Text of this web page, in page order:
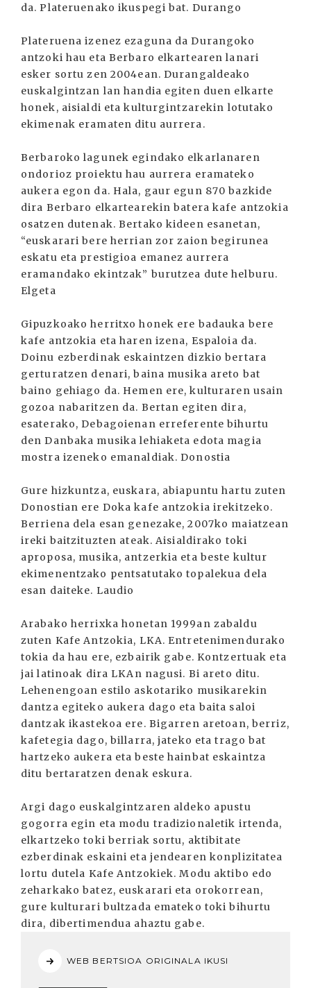
da. Plateruenako ikuspegi bat. Durango
Plateruena izenez ezaguna da Durangoko
antzoki hau eta Berbaro elkartearen lanari
esker sortu zen 2004ean. Durangaldeako
euskalgintzan lan handia egiten duen elkarte
honek, aisialdi eta kulturgintzarekin lotutako
ekimenak eramaten ditu aurrera.
Berbaroko lagunek egindako elkarlanaren
ondorioz proiektu hau aurrera eramateko
aukera egon da. Hala, gaur egun 870 bazkide
dira Berbaro elkartearekin batera kafe antzokia
osatzen dutenak. Bertako kideen esanetan,
“euskarari bere herrian zor zaion begirunea
eskatu eta prestigioa emanez aurrera
eramandako ekintzak” burutzea dute helburu.
Elgeta
Gipuzkoako herritxo honek ere badauka bere
kafe antzokia eta haren izena, Espaloia da.
Doinu ezberdinak eskaintzen dizkio bertara
gerturatzen denari, baina musika areto bat
baino gehiago da. Hemen ere, kulturaren usain
gozoa nabaritzen da. Bertan egiten dira,
esaterako, Debagoienan erreferente bihurtu
den Danbaka musika lehiaketa edota magia
mostra izeneko emanaldiak. Donostia
Gure hizkuntza, euskara, abiapuntu hartu zuten
Donostian ere Doka kafe antzokia irekitzeko.
Berriena dela esan genezake, 2007ko maiatzean
ireki baitzituzten ateak. Aisialdirako toki
aproposa, musika, antzerkia eta beste kultur
ekimenentzako pentsatutako topalekua dela
esan daiteke. Laudio
Arabako herrixka honetan 1999an zabaldu
zuten Kafe Antzokia, LKA. Entretenimendurako
tokia da hau ere, ezbairik gabe. Kontzertuak eta
jai latinoak dira LKAn nagusi. Bi areto ditu.
Lehenengoan estilo askotariko musikarekin
dantza egiteko aukera dago eta baita saloi
dantzak ikastekoa ere. Bigarren aretoan, berriz,
kafetegia dago, billarra, jateko eta trago bat
hartzeko aukera eta beste hainbat eskaintza
ditu bertaratzen denak eskura.
Argi dago euskalgintzaren aldeko apustu
gogorra egin eta modu tradizionaletik irtenda,
elkartzeko toki berriak sortu, aktibitate
ezberdinak eskaini eta jendearen konplizitatea
lortu dutela Kafe Antzokiek. Modu aktibo edo
zeharkako batez, euskarari eta orokorrean,
gure kulturari bultzada emateko toki bihurtu
dira, dibertimendua ahaztu gabe.
WEB BERTSIOA ORIGINALA IKUSI